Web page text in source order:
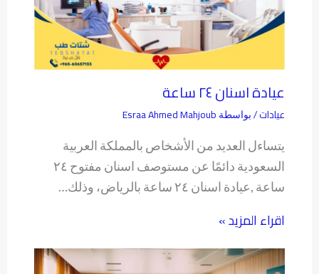
عيادة اسنان ٢٤ ساعة
عيادات/ بواسطة Esraa Ahmed Mahjoub
يتساءل العديد من الأشخاص بالمملكة العربية
السعودية دائمًا عن مستوصف اسنان مفتوح ٢٤
ساعة ,عيادة اسنان ٢٤ ساعة بالرياض، وذلك…
اقراء المزيد »